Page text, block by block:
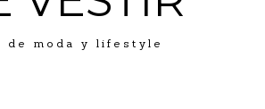
de moda y lifestyle